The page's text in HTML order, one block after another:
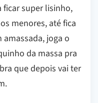
ficar super lisinho,
menores, até fica
joga o
da massa pra
que depois vai ter